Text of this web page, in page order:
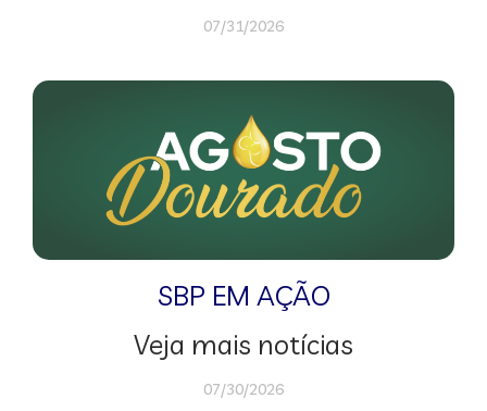
07/31/2026
SBP EM AÇÃO
Veja mais notícias
07/30/2026